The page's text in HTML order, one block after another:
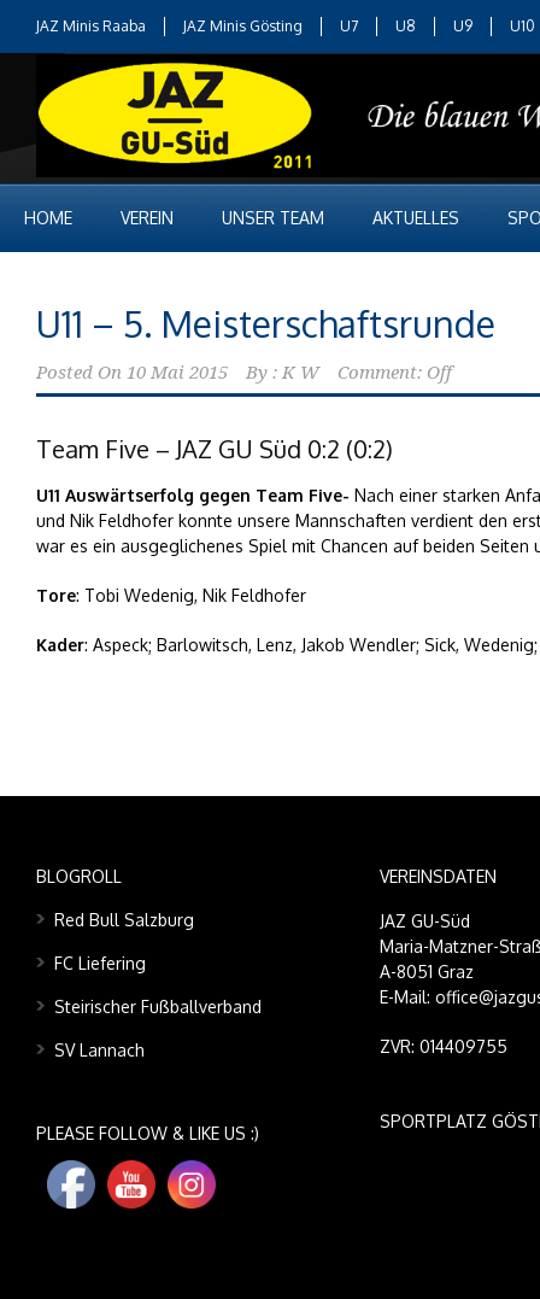
JAZ Minis Raaba JAZ Minis Gösting U7 U8 U9 U10
HOME VEREIN UNSER TEAM AKTUELLES
U11 – 5. Meisterschaftsrunde
Posted On 10 Mai 2015 By : K W Comment: Off
Team Five – JAZ GU Süd 0:2 (0:2)
U11 Auswärtserfolg gegen Team Five- Nach einer starken
und Nik Feldhofer konnte unsere Mannschaften verdient den
war es ein ausgeglichenes Spiel mit Chancen auf beiden
Tore: Tobi Wedenig, Nik Feldhofer
Kader: Aspeck; Barlowitsch, Lenz, Jakob Wendler; Sick,
BLOGROLL
Red Bull Salzburg
FC Liefering
Steirischer Fußballverband
SV Lannach
PLEASE FOLLOW & LIKE US :)
VEREINSDATEN
JAZ GU-Süd
Maria-Matzner-
A-8051 Graz
E-Mail:
ZVR: 014409755
SPORTPLATZ